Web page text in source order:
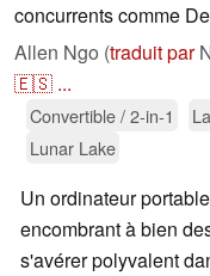
concurrents comme
Allen Ngo (traduit par
🇪🇸 ...
Convertible / 2-in-1
Lunar Lake
Un ordinateur
encombrant à bien
s'avérer polyvalent